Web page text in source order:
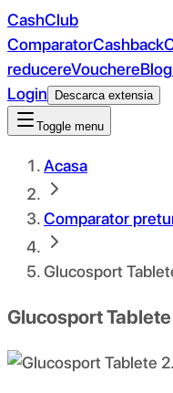
CashClub
ComparatorCashback
reducereVouchereBlog
Login
Descarca extensia
Toggle menu
Acasa
Comparator
Glucosport
Glucosport